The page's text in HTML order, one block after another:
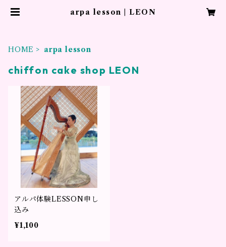
arpa lesson | LEON
HOME arpa lesson
chiffon cake shop LEON
アルパ体験LESSON申し
込み
¥1,100